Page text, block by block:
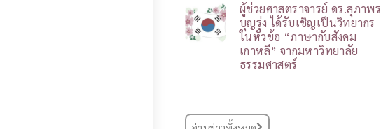
ผู้ช่วยศาสตราจารย์ ดร.สุภาพร
บุญรุ่ง ได้รับเชิญเป็นวิทยากร
ในหัวข้อ “ภาษากับสังคม
เกาหลี” จากมหาวิทยาลัย
ธรรมศาสตร์